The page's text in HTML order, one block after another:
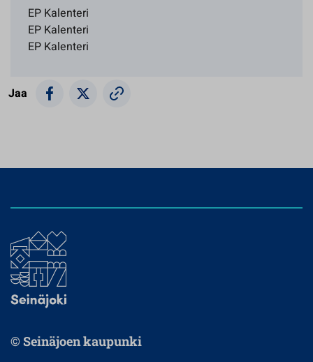
EP Kalenteri
EP Kalenteri
EP Kalenteri
Jaa
© Seinäjoen kaupunki